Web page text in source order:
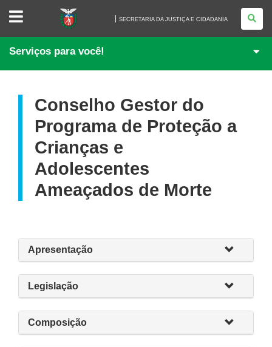
SECRETARIA
JUSTIÇA
E
CIDADANIA
SECRETARIA DA JUSTIÇA E CIDADANIA
Serviços para você!
Conselho Gestor do
Programa de Proteção a
Crianças e
Adolescentes
Ameaçados de Morte
Apresentação
Legislação
Composição